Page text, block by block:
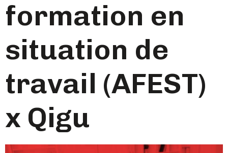
formation en
situation de
travail (AFEST)
x Qigu